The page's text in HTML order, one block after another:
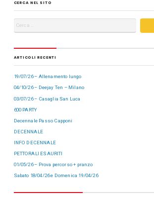
CERCA NEL SITO
ARTICOLI RECENTI
19/07/26 – Allenamento lungo
04/10/26 – Deejay Ten – Milano
03/07/26 – Casaglia San Luca
600 PARTY
Decennale Passo Capponi
DECENNALE
INFO DECENNALE
PETTORALI ESAURITI
01/05/26 – Prova percorso + pranzo
Sabato 18/04/26 e Domenica 19/04/26